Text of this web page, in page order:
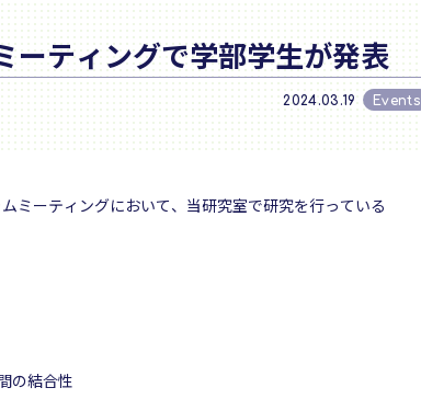
ーティングで学部学生が発表
2024.03.19 Events
ミーティングにおいて、当研究室で研究を行っている
の結合性